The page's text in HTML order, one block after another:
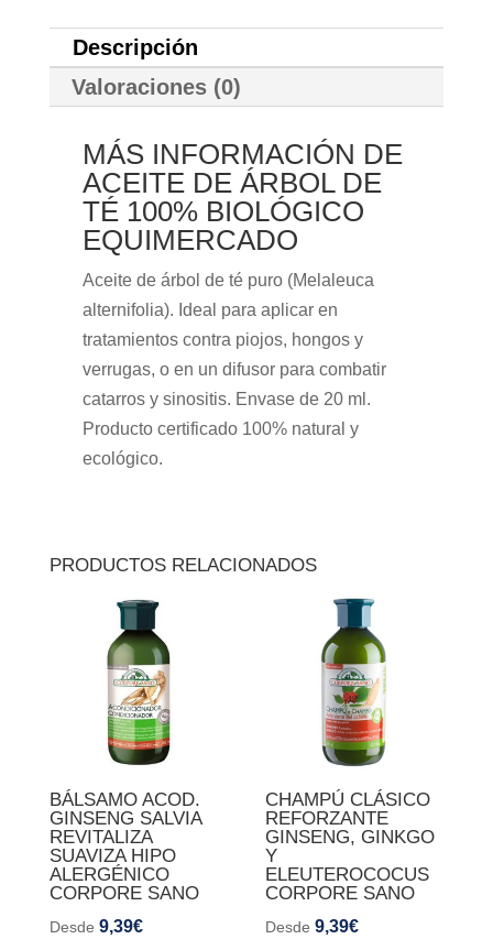
Descripción
Valoraciones (0)
MÁS INFORMACIÓN DE
ACEITE DE ÁRBOL DE
TÉ 100% BIOLÓGICO
EQUIMERCADO
Aceite de árbol de té puro (Melaleuca
alternifolia). Ideal para aplicar en
tratamientos contra piojos, hongos y
verrugas, o en un difusor para combatir
catarros y sinositis. Envase de 20 ml.
Producto certificado 100% natural y
ecológico.
PRODUCTOS RELACIONADOS
BÁLSAMO ACOD.
GINSENG SALVIA
REVITALIZA
SUAVIZA HIPO
ALERGÉNICO
CORPORE SANO
Desde 9,39€
CHAMPÚ CLÁSICO
REFORZANTE
GINSENG, GINKGO
Y
ELEUTEROCOCUS
CORPORE SANO
Desde9,39€